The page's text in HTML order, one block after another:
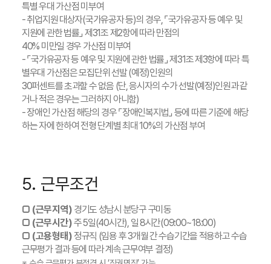
특별 우대 가산점 미부여
- 취업지원 대상자(국가유공자 등)의 경우, ⌜국가유공자 등 예우 및
지원에 관한 법률⌟ 제31조 제2항에 따라 만점의
40% 미만일 경우 가산점 미부여
- ⌜국가유공자 등 예우 및 지원에 관한 법률⌟ 제31조 제3항에 따라 특
별우대 가산점은 모집단위 선발 (예정)인원의
30퍼센트를 초과할 수 없음 (단, 응시자의 수가 선발(예정)인원과 같
거나 적은 경우는 그러하지 아니함)
- 장애인 가산점 해당의 경우 ⌜장애인복지법⌟ 등에 따른 기준에 해당
하는 자에 한하여 전형 단계별 최대 10%의 가산점 부여
5. 근무조건
□ (근무지역) 경기도 성남시 분당구 구미동
□ (근무시간)주 5일(40시간), 일 8시간(09:00~18:00)
□ (고용형태) 정규직 (임용 후 3개월 간 수습기간을 적용하고 수습
근무평가 결과 등에 따라 계속 근무여부 결정)